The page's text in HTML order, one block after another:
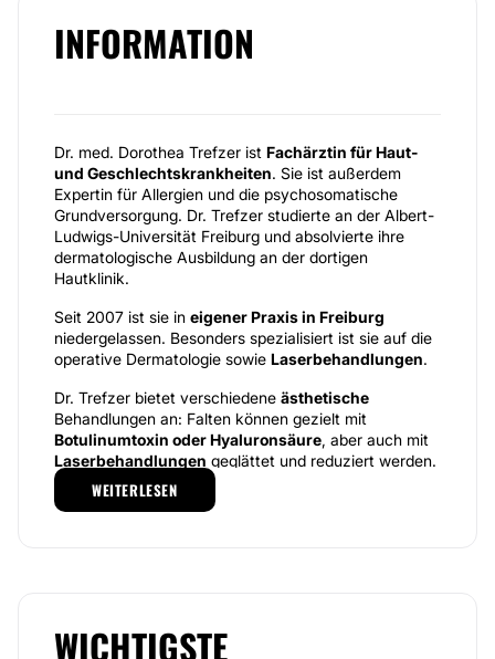
INFORMATION
Dr. med. Dorothea Trefzer ist Fachärztin für Haut-
und Geschlechtskrankheiten. Sie ist außerdem
Expertin für Allergien und die psychosomatische
Grundversorgung. Dr. Trefzer studierte an der Albert-
Ludwigs-Universität Freiburg und absolvierte ihre
dermatologische Ausbildung an der dortigen
Hautklinik.
Seit 2007 ist sie in eigener Praxis in Freiburg
niedergelassen. Besonders spezialisiert ist sie auf die
operative Dermatologie sowie Laserbehandlungen.
Dr. Trefzer bietet verschiedene ästhetische
Behandlungen an: Falten können gezielt mit
Botulinumtoxin oder Hyaluronsäure, aber auch mit
Laserbehandlungen geglättet und reduziert werden.
Weiterhin sorgen
Fruchtsäurepeelings
reinere, ebenmäßige Haut. Überdies können optisch
behandelt werden soll, setzt Dr. Trefzer hierfür
verschiedene
hochmoderne Lasertechnologien
WEITERLESEN
WICHTIGSTE